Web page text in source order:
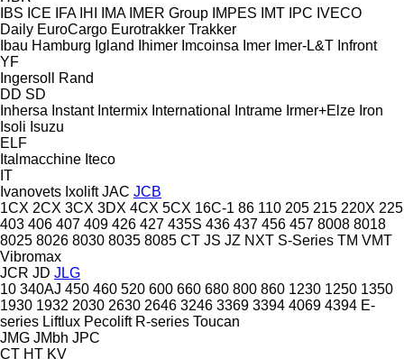
IBS ICE IFA IHI IMA IMER Group IMPES IMT IPC IVECO
Daily EuroCargo Eurotrakker Trakker
Ibau Hamburg Igland Ihimer Imcoinsa Imer Imer-L&T Infront
YF
Ingersoll Rand
DD SD
Inhersa Instant Intermix International Intrame Irmer+Elze Iron
Isoli Isuzu
ELF
Italmacchine Iteco
IT
Ivanovets Ixolift JAC JCB
1CX 2CX 3CX 3DX 4CX 5CX 16C-1 86 110 205 215 220X 225
403 406 407 409 426 427 435S 436 437 456 457 8008 8018
8025 8026 8030 8035 8085 CT JS JZ NXT S-Series TM VMT
Vibromax
JCR JD JLG
10 340AJ 450 460 520 600 660 680 800 860 1230 1250 1350
1930 1932 2030 2630 2646 3246 3369 3394 4069 4394 E-
series Liftlux Pecolift R-series Toucan
JMG JMbh JPC
CT HT KV